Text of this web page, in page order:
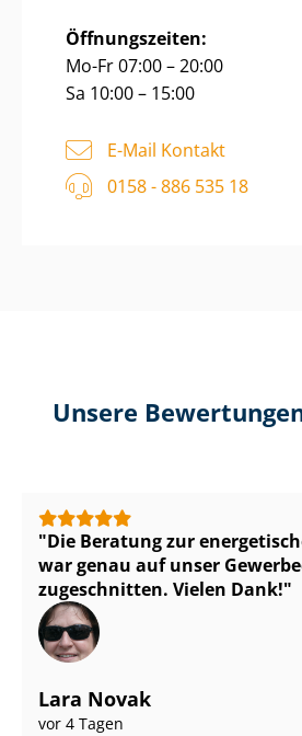
Öffnungszeiten:
Mo-Fr 07:00 – 20:00
Sa 10:00 – 15:00
E-Mail Kontakt
0158 - 886 535 18
Unsere
Die Beratung zur
war genau auf unser
zugeschnitten. Vielen Dank!
Lara Novak
vor 4 Tagen